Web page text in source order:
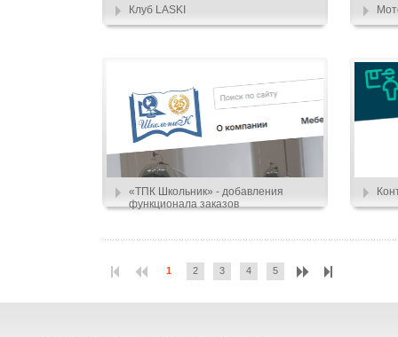
Клуб LASKI
«ТПК Школьник» - добавления
функционала заказов
1 2 3 4 5